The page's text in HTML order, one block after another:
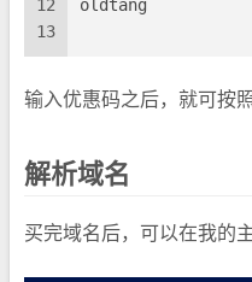
12
13
oldtang
输入优惠码之后，就可按
解析域名
买完域名后，可以在我的